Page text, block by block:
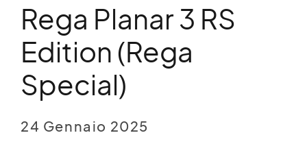
Rega Planar 3 RS
Edition (Rega
Special)
24 Gennaio 2025